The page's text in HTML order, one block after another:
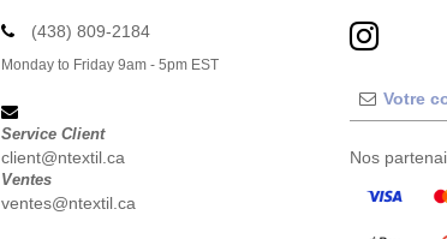
(438) 809-2184
Monday to Friday 9am - 5pm EST
Service Client
client@ntextil.ca
Ventes
ventes@ntextil.ca
Nos